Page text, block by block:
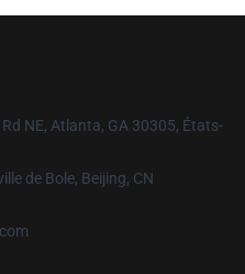
NE, Atlanta, GA 30305, États-
de Bole, Beijing, CN